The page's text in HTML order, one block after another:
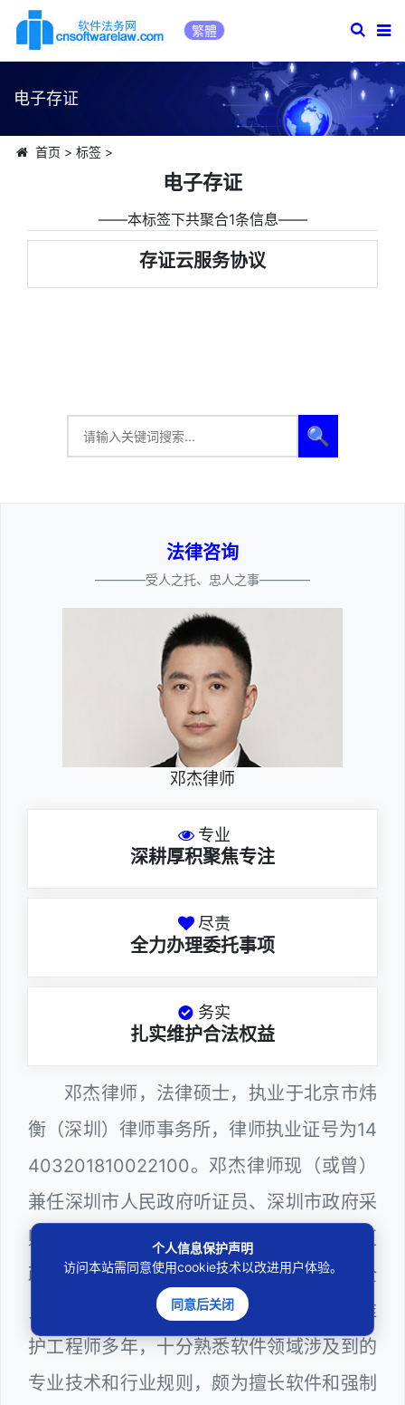
繁體
电子存证
首页 > 标签>
电子存证
――本标签下共聚合1条信息――
存证云服务协议
🔍
法律咨询
————受人之托、忠人之事————
邓杰律师
专业
深耕厚积聚焦专注
尽责
全力办理委托事项
务实
扎实维护合法权益
邓杰律师，法律硕士，执业于北京市炜
衡（深圳）律师事务所，律师执业证号为14
403201810022100。邓杰律师现（或曾）
兼任深圳市人民政府听证员、深圳市政府采
购评审专家（法律类），曾担任深圳市某区
政府系统公职律师、计算机信息网络安全
员、WEB前端开发工程师和WEB服务器维
护工程师多年，十分熟悉软件领域涉及到的
专业技术和行业规则，颇为擅长软件和强制
个人信息保护声明
访问本站需同意使用cookie技术以改进用户体验。
同意后关闭